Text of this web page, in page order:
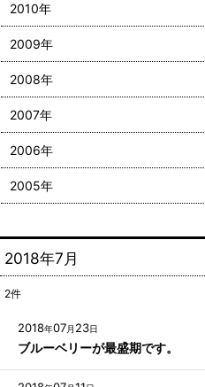
2018年7月
2件
2018年07月 23日
ブルーベリーが最盛期です。
2010年
2009年
2008年
2007年
2006年
2005年